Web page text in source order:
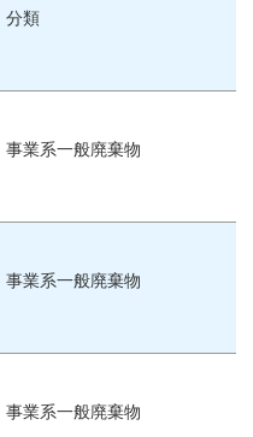
分類
事業系一般廃棄物
事業系一般廃棄物
事業系一般廃棄物